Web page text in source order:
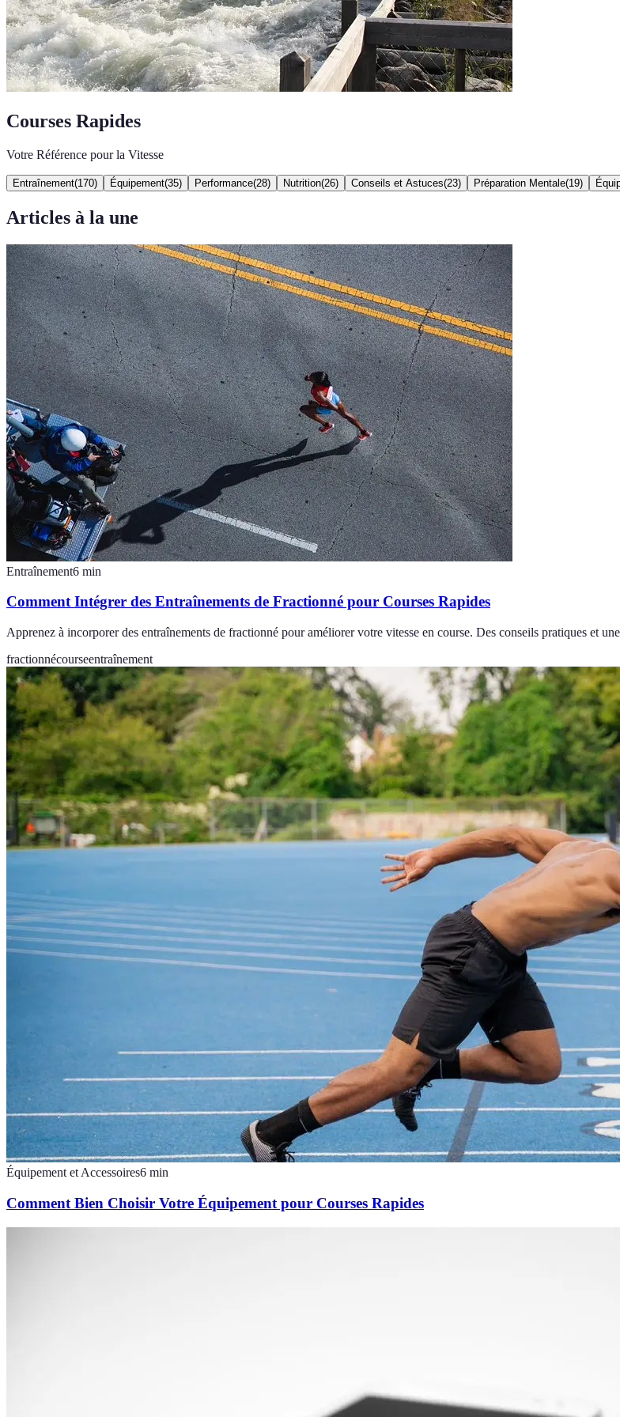
Courses Rapides
Votre Référence pour la Vitesse
Entraînement(170) Équipement(35) Performance(28) Nutrition(26) Conseils et Astuces(23) Préparation Mentale(19)
Articles à la une
Entraînement6 min
Comment Intégrer des Entraînements de Fractionné pour Courses Rapides
Apprenez à incorporer des entraînements de fractionné pour améliorer votre vitesse en course. Des conseils pratiques et
fractionnécourseentraînement
Équipement et Accessoires6 min
Comment Bien Choisir Votre Équipement pour Courses Rapides